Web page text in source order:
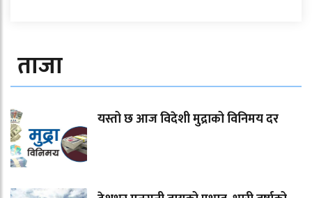
ताजा
यस्तो छ आज विदेशी मुद्राको विनिमय दर